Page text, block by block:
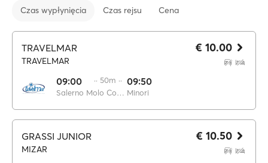
Czas wypłynięcia Czas rejsu Cena
TRAVELMAR
TRAVELMAR
09:00
Salerno Molo Concordia
·· 50m ·· 09:50
Minori
€ 10.00
GRASSI JUNIOR
MIZAR
€ 10.50